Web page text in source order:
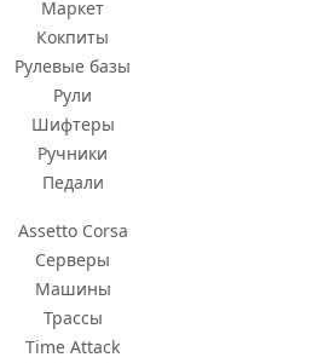
Маркет
Кокпиты
Рулевые базы
Рули
Шифтеры
Ручники
Педали
Assetto Corsa
Серверы
Машины
Трассы
Time Attack